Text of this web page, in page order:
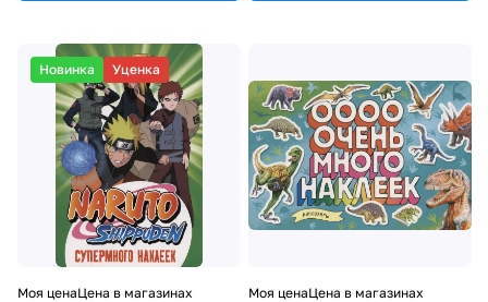
Новинка Уценка
Моя ценаЦена в магазинах Моя ценаЦена в магазинах